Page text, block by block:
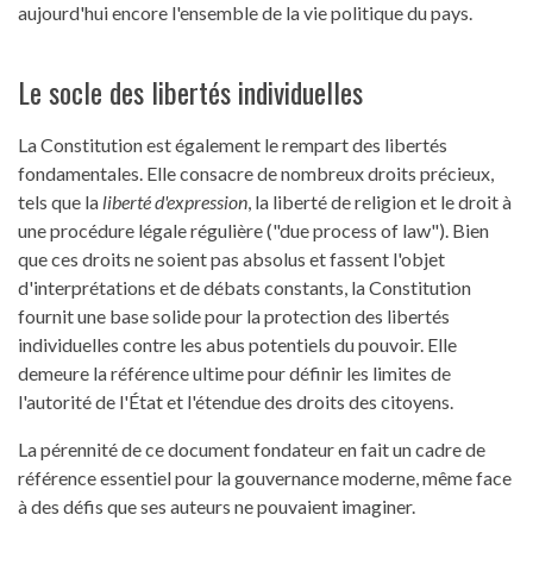
aujourd'hui encore l'ensemble de la vie politique du pays.
Le socle des libertés individuelles
La Constitution est également le rempart des libertés
fondamentales. Elle consacre de nombreux droits précieux,
tels que la liberté d'expression, la liberté de religion et le droit à
une procédure légale régulière ("due process of law"). Bien
que ces droits ne soient pas absolus et fassent l'objet
d'interprétations et de débats constants, la Constitution
fournit une base solide pour la protection des libertés
individuelles contre les abus potentiels du pouvoir. Elle
demeure la référence ultime pour définir les limites de
l'autorité de l'État et l'étendue des droits des citoyens.
La pérennité de ce document fondateur en fait un cadre de
référence essentiel pour la gouvernance moderne, même face
à des défis que ses auteurs ne pouvaient imaginer.